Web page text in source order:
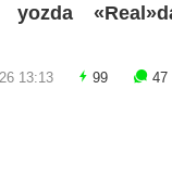
13:13 99 47